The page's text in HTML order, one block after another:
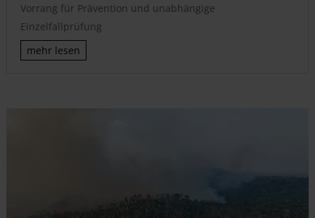
Vorrang für Prävention und unabhängige
Einzelfallprüfung
mehr lesen